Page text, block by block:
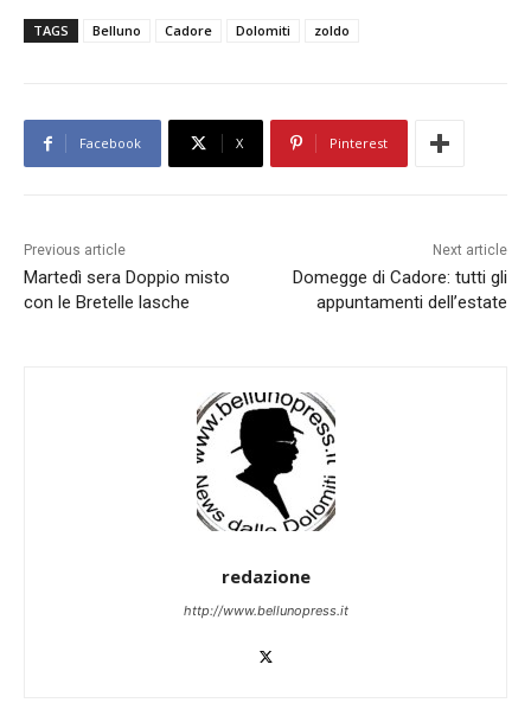
TAGS Belluno Cadore Dolomiti zoldo
Facebook X Pinterest
Previous article
Martedì sera Doppio misto
con le Bretelle lasche
Next article
Domegge di Cadore: tutti gli
appuntamenti dell’estate
redazione
http://www.bellunopress.it